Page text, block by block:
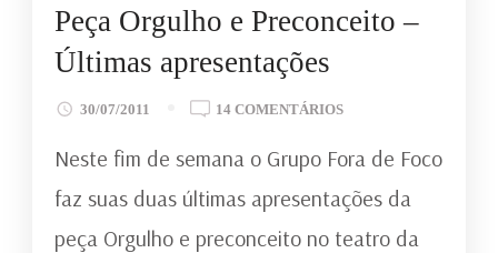
Peça Orgulho e Preconceito –
Últimas apresentações
30/07/2011 14 COMENTÁRIOSEM
ORGULHO
PRECONCEITO
–
Neste fim de semana o Grupo Fora de Foco
faz suas duas últimas apresentações da
peça Orgulho e preconceito no teatro da